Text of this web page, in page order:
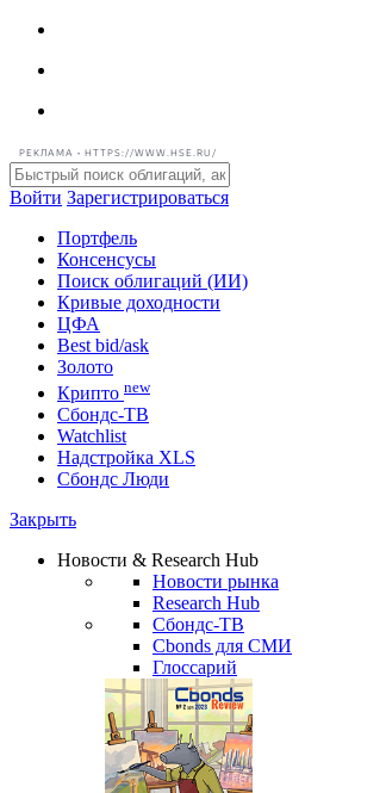
РЕКЛАМА • HTTPS://WWW.HSE.RU/
Войти Зарегистрироваться
Портфель
Консенсусы
Поиск облигаций (ИИ)
Кривые доходности
ЦФА
Best bid/ask
Золото
Криптоnew
Сбондс-ТВ
Надстройка XLS
Сбондс Люди
Новости & Research Hub
Новости рынка
Research Hub
Сбондс-ТВ
Cbonds для СМИ
Глоссарий